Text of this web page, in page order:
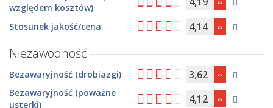
względem kosztów)
Stosunek jakość/cena 4,14
Niezawodność
Bezawaryjność (drobiazgi) 3,62
Bezawaryjność (poważne
usterki)
4,12